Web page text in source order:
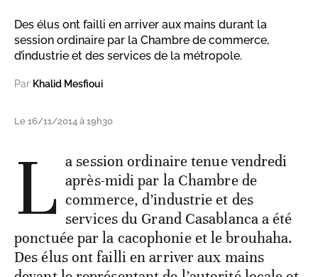
Des élus ont failli en arriver aux mains durant la
session ordinaire par la Chambre de commerce,
d’industrie et des services de la métropole.
Par Khalid Mesfioui
Le 16/11/2014 à 19h30
L a session ordinaire tenue vendredi
après-midi par la Chambre de
commerce, d’industrie et des
services du Grand Casablanca a été
ponctuée par la cacophonie et le brouhaha.
Des élus ont failli en arriver aux mains